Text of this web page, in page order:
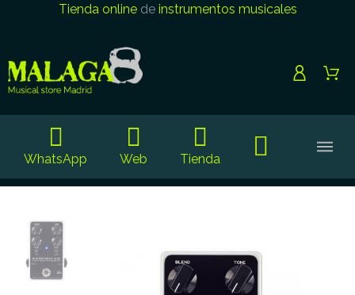
Tienda onlinede instrumentos musicales
WhatsApp Web Tienda